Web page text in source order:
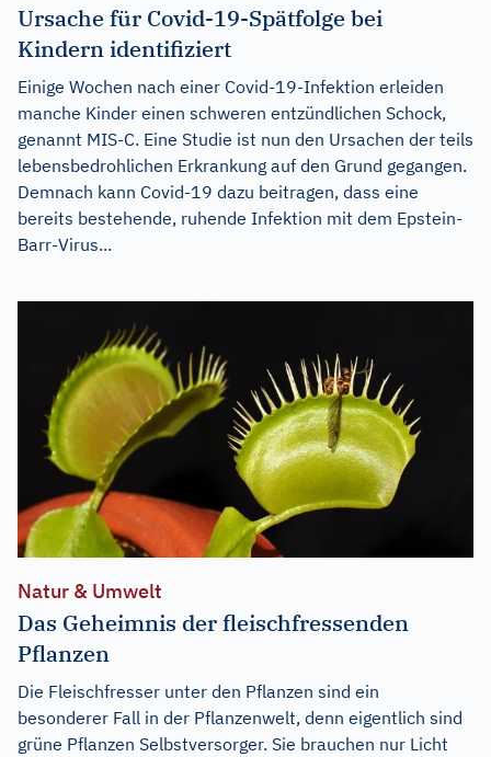
Ursache für Covid-19-Spätfolge bei
Kindern identifiziert
Einige Wochen nach einer Covid-19-Infektion erleiden
manche Kinder einen schweren entzündlichen Schock,
genannt MIS-C. Eine Studie ist nun den Ursachen der teils
lebensbedrohlichen Erkrankung auf den Grund gegangen.
Demnach kann Covid-19 dazu beitragen, dass eine
bereits bestehende, ruhende Infektion mit dem Epstein-
Barr-Virus...
Natur & Umwelt
Das Geheimnis der fleischfressenden
Pflanzen
Die Fleischfresser unter den Pflanzen sind ein
besonderer Fall in der Pflanzenwelt, denn eigentlich sind
grüne Pflanzen Selbstversorger. Sie brauchen nur Licht